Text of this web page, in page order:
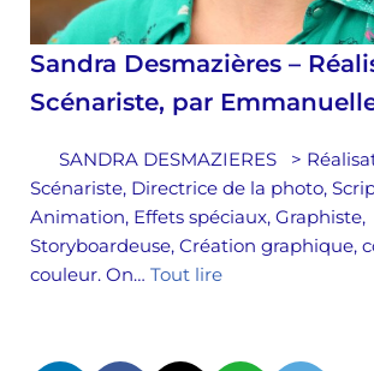
Sandra Desmazières –
Scénariste, par
SANDRA DESMAZIERES >
Scénariste, Directrice de la photo,
Animation, Effets spéciaux, Graphiste,
Storyboardeuse, Création graphique,
couleur. On… Tout lire